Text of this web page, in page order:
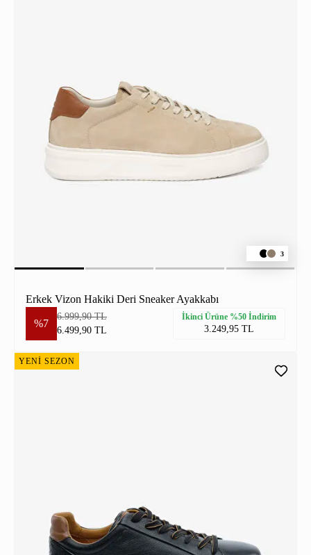
3
Erkek Vizon Hakiki Deri Sneaker Ayakkabı
%7
6.999,90 TL
6.499,90 TL
İkinci Ürüne %50 İndirim
3.249,95 TL
YENİ SEZON